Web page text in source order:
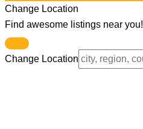
Change Location
Find awesome listings near you!
Change Location